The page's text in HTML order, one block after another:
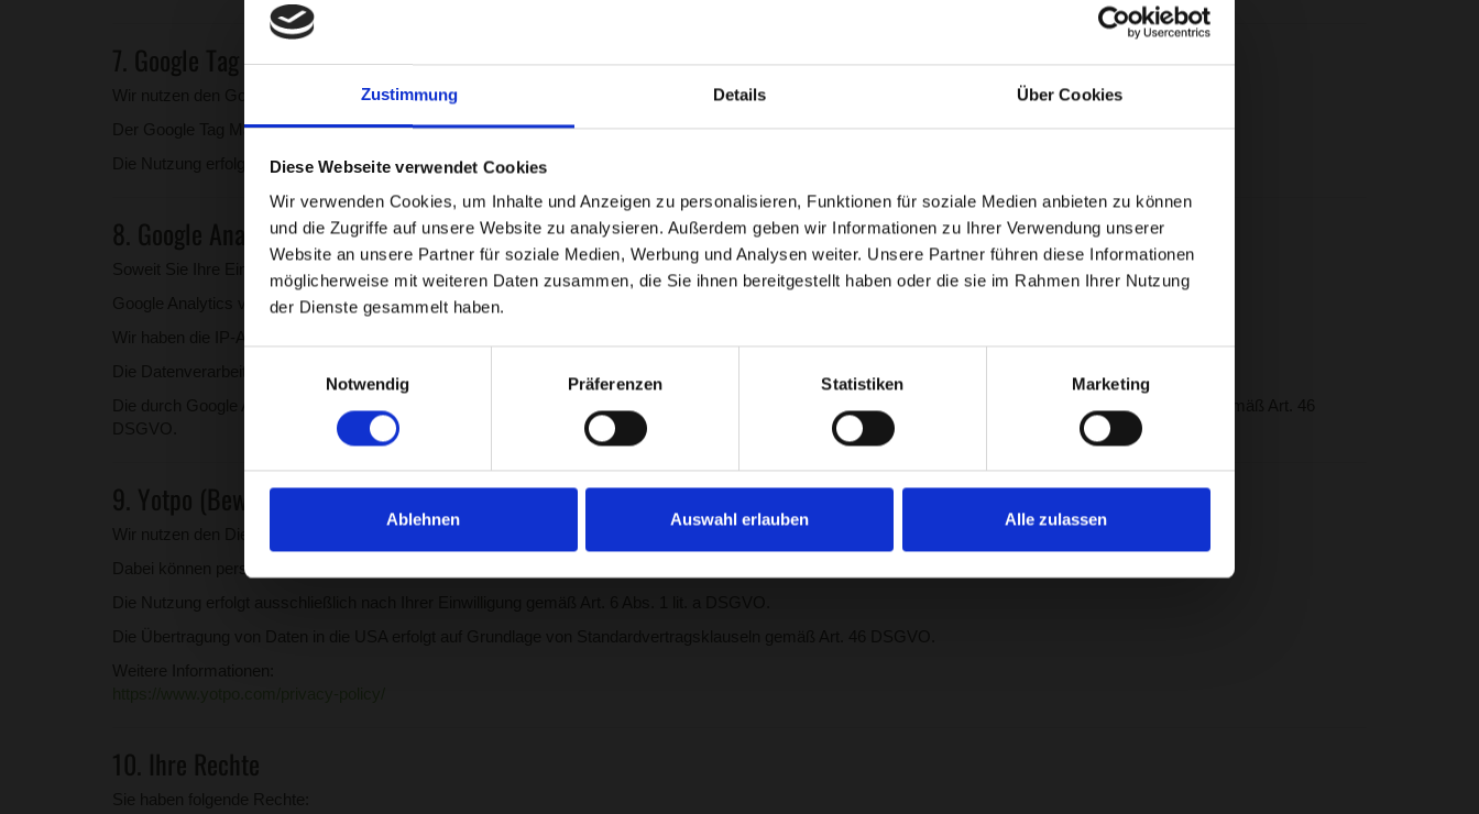
Zustimmung Details Über Cookies
Diese Webseite verwendet Cookies
Wir verwenden Cookies, um Inhalte und Anzeigen zu personalisieren, Funktionen für soziale Medien anbieten zu können
und die Zugriffe auf unsere Website zu analysieren. Außerdem geben wir Informationen zu Ihrer Verwendung unserer
Website an unsere Partner für soziale Medien, Werbung und Analysen weiter. Unsere Partner führen diese Informationen
möglicherweise mit weiteren Daten zusammen, die Sie ihnen bereitgestellt haben oder die sie im Rahmen Ihrer Nutzung
der Dienste gesammelt haben.
Notwendig
Präferenzen Statistiken Marketing
Ablehnen Auswahl erlauben Alle zulassen
7. Google Tag Manager
Wir nutzen den Google Tag Manager der Google Ireland Limited, Gordon House, Barrow Street, Dublin 4, Irland.
Der Google Tag Manager selbst verarbeitet keine personenbezogenen Daten, sondern dient lediglich der Verwaltung und Ausspielung von Tags.
Die Nutzung erfolgt ausschließlich nach Ihrer Einwilligung gemäß Art. 6 Abs. 1 lit. a DSGVO.
8. Google Analytics
Soweit Sie Ihre Einwilligung erteilt haben, verwenden wir Google Analytics, einen Webanalysedienst der Google Ireland Limited.
Google Analytics verwendet Cookies, die eine Analyse der Nutzung unserer Website ermöglichen.
Wir haben die IP-Anonymisierung aktiviert, sodass Ihre IP-Adresse innerhalb der Europäischen Union gekürzt wird.
Die Datenverarbeitung erfolgt ausschließlich auf Grundlage Ihrer Einwilligung gemäß Art. 6 Abs. 1 lit. a DSGVO.
Die durch Google Analytics erhobenen Daten können in die USA übertragen werden. Die Übertragung erfolgt auf Grundlage von Standardvertragsklauseln gemäß Art. 46
DSGVO.
9. Yotpo (Bewertungen)
Wir nutzen den Dienst Yotpo Ltd., 400 Lafayette St., New York, NY 10003, USA, zur Anzeige von Kundenbewertungen.
Dabei können personenbezogene Daten (z.B. IP-Adresse oder Nutzungsdaten) an Yotpo übertragen werden.
Die Nutzung erfolgt ausschließlich nach Ihrer Einwilligung gemäß Art. 6 Abs. 1 lit. a DSGVO.
Die Übertragung von Daten in die USA erfolgt auf Grundlage von Standardvertragsklauseln gemäß Art. 46 DSGVO.
Weitere Informationen:
10. Ihre Rechte
Sie haben folgende Rechte: